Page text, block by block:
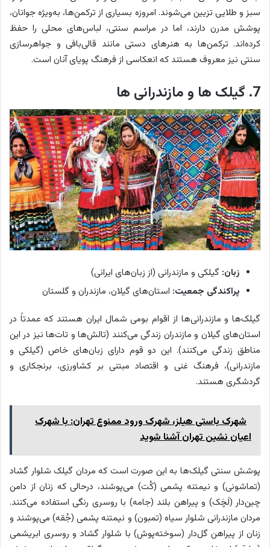
سبز و طلایی تزیین می‌شوند. امروزه بسیاری از ترکمن‌ها، به‌ویژه جوانان،
پوشش مدرن دارند، اما در مراسم سنتی، لباس‌های محلی را حفظ
کرده‌اند. ترکمن‌ها به هنرهای دستی مانند قالی‌بافی و جواهرسازی
سنتی نیز معروف هستند که انعکاسی از فرهنگ پویای آنان است.
7. گیلک ها و مازندرانی ها
زبان: گیلکی و مازندرانی (از زبان‌های ایرانی)
پراکندگی جمعیت: استان‌های گیلان، مازندران و گلستان
گیلک‌ها و مازندرانی‌ها از اقوام بومی شمال ایران هستند که عمدتاً در
استان‌های گیلان و مازندران زندگی می‌کنند (تالش‌ها و تات‌ها نیز در این
مناطق زندگی می‌کنند). این دو قوم دارای زبان‌های خاص (گیلکی و
مازندرانی)، فرهنگ غنی و اقتصاد مبتنی بر کشاورزی، برنجکاری و
گردشگری هستند.
شهرک باستی هیلز، شهرک ورود ممنوع تهران: با شهرک
اعیان نشین تهران آشنا شوید
پوشش سنتی گیلک‌ها به این صورت است که مردان گیلک شلوار گشاد
(تماشونی) و نیمتنه پشمی (کُت) می‌پوشند، درحالی که زنان از دامن
چین‌دار (لَچَک) و پیراهن بلند (جامه) با روسری رنگی استفاده می‌کنند.
مردان مازندرانی شلوار سیاه (تمبون) و نیمتنه پشمی (جُقه) می‌پوشند و
زنان از پیراهن گل‌دار (سوخته‌پوش) با شلوار گشاد و روسری ابریشمی